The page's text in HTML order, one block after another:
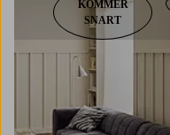
KOMMER
SNART